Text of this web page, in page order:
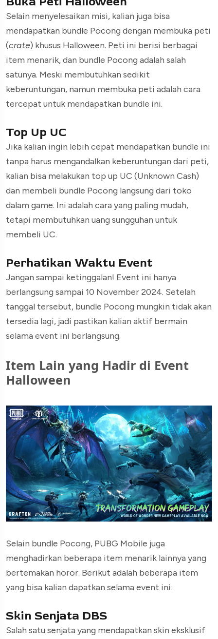
Selain menyelesaikan misi, kalian juga bisa
mendapatkan bundle Pocong dengan membuka peti
(crate) khusus Halloween. Peti ini berisi berbagai
item menarik, dan bundle Pocong adalah salah
satunya. Meski membutuhkan sedikit
keberuntungan, namun membuka peti adalah cara
tercepat untuk mendapatkan bundle ini.
Top Up UC
Jika kalian ingin lebih cepat mendapatkan bundle ini
tanpa harus mengandalkan keberuntungan dari peti,
kalian bisa melakukan top up UC (Unknown Cash)
dan membeli bundle Pocong langsung dari toko
dalam game. Ini adalah cara yang paling mudah,
tetapi membutuhkan uang sungguhan untuk
membeli UC.
Perhatikan Waktu Event
Jangan sampai ketinggalan! Event ini hanya
berlangsung sampai 10 November 2024. Setelah
tanggal tersebut, bundle Pocong mungkin tidak akan
tersedia lagi, jadi pastikan kalian aktif bermain
selama event ini berlangsung.
Item Lain yang Hadir di Event
Halloween
Selain bundle Pocong, PUBG Mobile juga
menghadirkan beberapa item menarik lainnya yang
bertemakan horor. Berikut adalah beberapa item
yang bisa kalian dapatkan selama event ini:
Skin Senjata DBS
Salah satu senjata yang mendapatkan skin eksklusif